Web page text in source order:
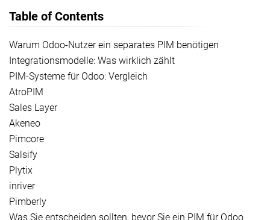
Table of Contents
Warum Odoo-Nutzer ein separates PIM benötigen
Integrationsmodelle: Was wirklich zählt
PIM-Systeme für Odoo: Vergleich
AtroPIM
Sales Layer
Akeneo
Pimcore
Salsify
Plytix
inriver
Pimberly
Was Sie entscheiden sollten, bevor Sie ein PIM für Odoo